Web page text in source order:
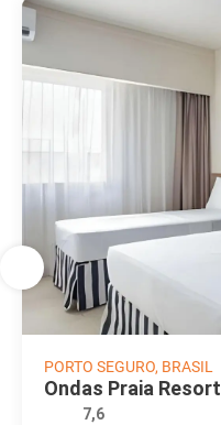
PORTO SEGURO, BRASIL
Ondas Praia Resort
7,6